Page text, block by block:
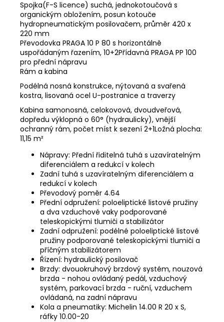
Spojka(F-S licence) suchá, jednokotoučová s
organickým obložením, posun kotouče
hydropneumatickým posilovačem, průměr 420 x
220 mm
Převodovka PRAGA 10 P 80 s horizontálně
uspořádaným řazením, 10+2Přídavná PRAGA PP 100
pro přední nápravu
Rám a kabina
Podélná nosná konstrukce, nýtovaná a svařená
kostra, lisovaná ocel U-postranice a traverzy
Kabina samonosná, celokovová, dvoudveřová,
dopředu výklopná o 60° (hydraulicky), vnější
ochranný rám, počet míst k sezení 2+1Ložná plocha:
11,15 m²
Nápravy: Přední řiditelná tuhá s uzavíratelným
diferenciálem a redukcí v kolech
Zadní tuhá s uzavíratelným diferenciálem a
redukcí v kolech
Převodový poměr 4.64
Přední odpružení: poloeliptické listové pružiny
a dva vzduchové vaky podporované
teleskopickými tlumiči a stabilizátor
Zadní odpružení: podélné poloeliptické listové
pružiny podporované teleskopickými tlumiči a
příčným stabilizátorem
Řízení: hydraulický posilovač
Brzdy: dvouokruhový brzdový systém, nouzová
brzda - nohou ovládaný pedál, vzduchový
systém, parkovací brzda - ruční, vzduchem
ovládaná, na zadní nápravu
Kola a pneumatiky: Michelin 14.00 R 20 x S,
ráfky 10.00-20